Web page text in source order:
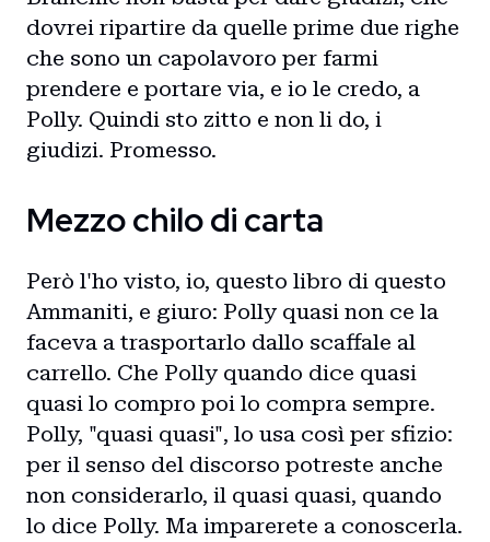
dovrei ripartire da quelle prime due righe
che sono un capolavoro per farmi
prendere e portare via, e io le credo, a
Polly. Quindi sto zitto e non li do, i
giudizi. Promesso.
Mezzo chilo di carta
Però l'ho visto, io, questo libro di questo
Ammaniti, e giuro: Polly quasi non ce la
faceva a trasportarlo dallo scaffale al
carrello. Che Polly quando dice quasi
quasi lo compro poi lo compra sempre.
Polly, "quasi quasi", lo usa così per sfizio:
per il senso del discorso potreste anche
non considerarlo, il quasi quasi, quando
lo dice Polly. Ma imparerete a conoscerla.